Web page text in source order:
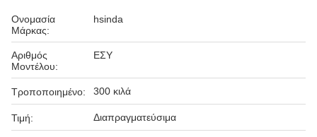
Ονομασία
Μάρκας:
hsinda
Αριθμός
Μοντέλου:
ΕΣΥ
Τροποποιημένο: 300 κιλά
Τιμή: Διαπραγματεύσιμα